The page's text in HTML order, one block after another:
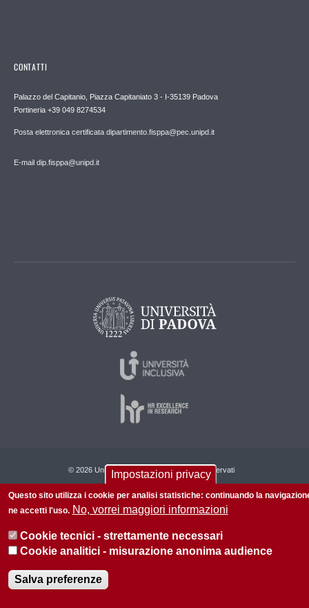
CONTATTI
Palazzo del Capitanio, Piazza Capitaniato 3 - I-35139 Padova
Portineria +39 049 8274534
Posta elettronica certificata dipartimento.fisppa@pec.unipd.it
E-mail dip.fisppa@unipd.it
© 2026 Università di Padova - Tutti i diritti riservati
P.I. 00742430283 C.F. 80006480281
Informazioni su questo sito Privacy policy
Impostazioni privacy
Questo sito utilizza i cookie per analisi statistiche: continuando la
ne accetti l'uso. No, vorrei maggiori informazioni
Cookie tecnici - strettamente necessari
Cookie analitici - misurazione anonima audience
Salva preferenze